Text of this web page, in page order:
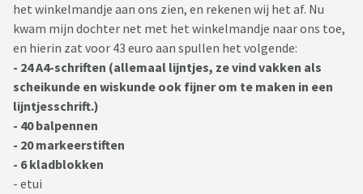
het winkelmandje aan ons zien, en rekenen wij het af. Nu
kwam mijn dochter net met het winkelmandje naar ons toe,
en hierin zat voor 43 euro aan spullen het volgende:
- 24 A4-schriften (allemaal lijntjes, ze vind vakken als
scheikunde en wiskunde ook fijner om te maken in een
lijntjesschrift.)
- 40 balpennen
- 20 markeerstiften
- 6 kladblokken
- etui